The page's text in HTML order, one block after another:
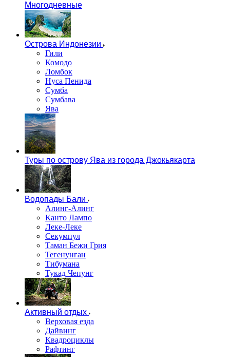
Многодневные
Острова Индонезии
Гили
Комодо
Ломбок
Нуса Пенида
Сумба
Сумбава
Ява
Туры по острову Ява из города Джокьякарта
Водопады Бали
Алинг-Алинг
Канто Лампо
Леке-Леке
Секумпул
Таман Бежи Грия
Тегенунган
Тибумана
Тукад Чепунг
Активный отдых
Верховая езда
Дайвинг
Квадроциклы
Рафтинг